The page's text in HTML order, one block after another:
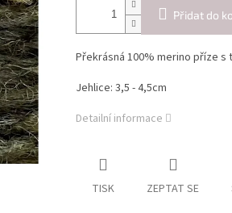
Přidat do
Překrásná 100% merino příze
Jehlice: 3,5 - 4,5cm
Detailní informace
TISK ZEPTAT SE